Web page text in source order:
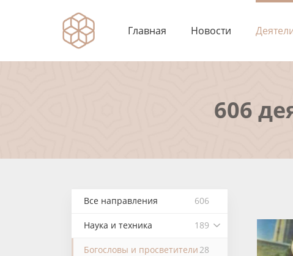
Главная Новости
606
Все направления 606
Наука и техника 189
Богословы и просветители28